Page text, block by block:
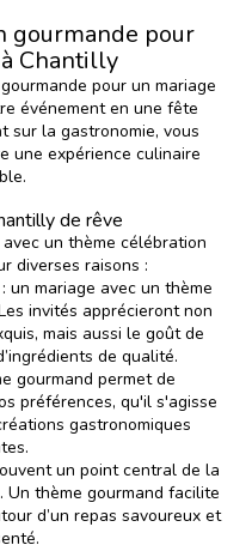
gourmande pour
Chantilly
pour un mariage
événement en une fête
sur la gastronomie, vous
une expérience culinaire
de rêve
un thème célébration
diverses raisons :
un mariage avec un thème
invités apprécieront non
mais aussi le goût de
de qualité.
gourmand permet de
préférences, qu'il s'agisse
gastronomiques
un point central de la
thème gourmand facilite
d’un repas savoureux et